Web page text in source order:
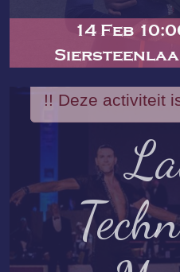
14 Feb
!! Deze activiteit